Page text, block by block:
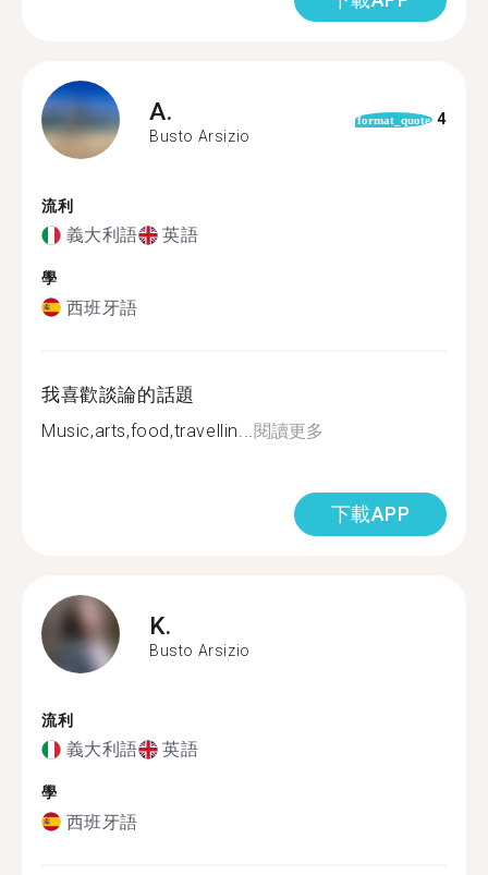
A.
Busto Arsizio
format_quote 4
流利
義大利語 英語
學
西班牙語
我喜歡談論的話題
Music,arts,food,travellin... 閱讀更多
下載APP
K.
Busto Arsizio
流利
義大利語 英語
學
西班牙語